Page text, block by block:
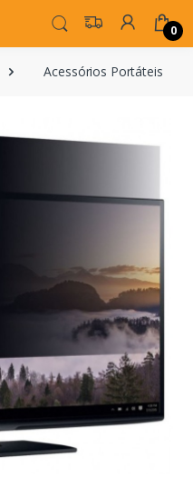
0
Acessórios Portáteis